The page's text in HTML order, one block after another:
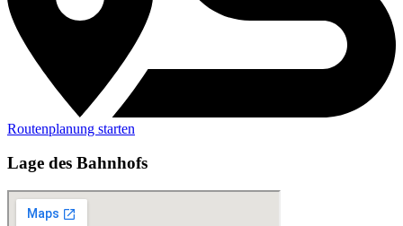
Routenplanung starten
Lage des Bahnhofs